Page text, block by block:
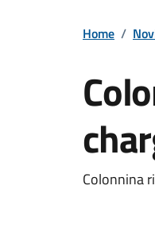
Home /
Colonnina